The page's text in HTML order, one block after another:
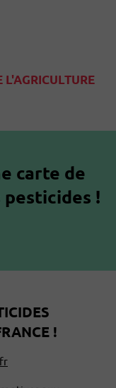
carte de
pesticides !
!